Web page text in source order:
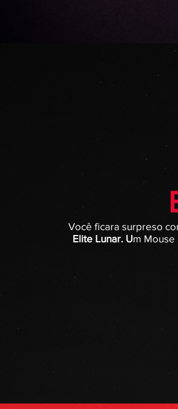
Você ficara surpreso
Elite Lunar. Um Mouse